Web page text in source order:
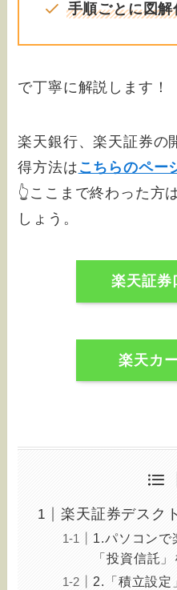
手順ごとに図解
で丁寧に解説します！
楽天銀行、楽天証券の
得方法は こちらのペー
👆️ここまで終わった方
しょう。
楽天証券
楽天カ
楽天証券デスク
1.パソコンで
「投資信託
2.「積立設定